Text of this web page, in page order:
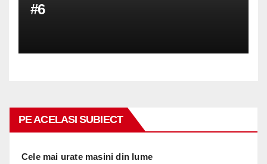
#6
PE ACELASI SUBIECT
Cele mai urate masini din lume